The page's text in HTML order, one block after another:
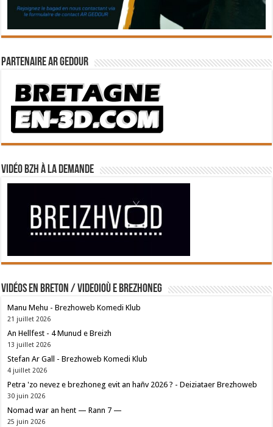
Partenaire Ar Gedour
Vidéo BZH à la demande
Vidéos en breton / Videoioù e brezhoneg
Manu Mehu - Brezhoweb Komedi Klub
21 juillet 2026
An Hellfest - 4 Munud e Breizh
13 juillet 2026
Stefan Ar Gall - Brezhoweb Komedi Klub
4 juillet 2026
Petra 'zo nevez e brezhoneg evit an hañv 2026 ? - Deiziataer Brezhoweb
30 juin 2026
Nomad war an hent — Rann 7 —
25 juin 2026